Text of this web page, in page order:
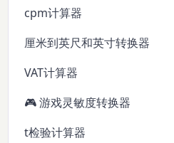
cpm计算器
厘米到英尺和英寸转换器
VAT计算器
🎮 游戏灵敏度转换器
t检验计算器